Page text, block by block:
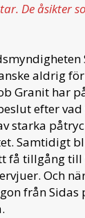
De åsikter
aldrig
Granit har
efter vad
starka
Samtidigt
få tillgång till
Och
från Sidas